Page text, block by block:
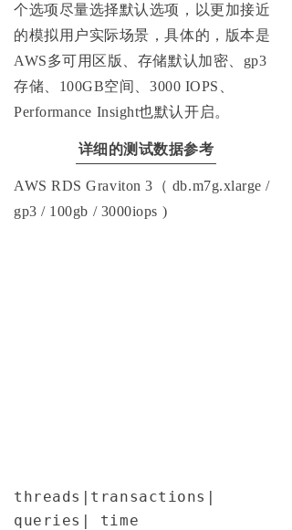
个选项尽量选择默认选项，以更加接近
的模拟用户实际场景，具体的，版本是
AWS多可用区版、存储默认加密、gp3
存储、100GB空间、3000 IOPS、
Performance Insight也默认开启。
详细的测试数据参考
AWS RDS Graviton 3（ db.m7g.xlarge /
gp3 / 100gb / 3000iops )
threads|transactions|
queries| time